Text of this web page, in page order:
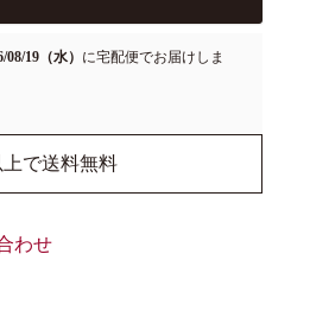
08/19（水） に宅配便でお届けしま
上で送料無料
わせ